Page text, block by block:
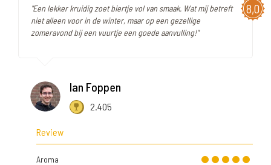
8,0
"Een lekker kruidig zoet biertje vol van smaak. Wat mij betreft
niet alleen voor in de winter, maar op een gezellige
zomeravond bij een vuurtje een goede aanvulling!"
Ian Foppen
2.405
Review
Aroma